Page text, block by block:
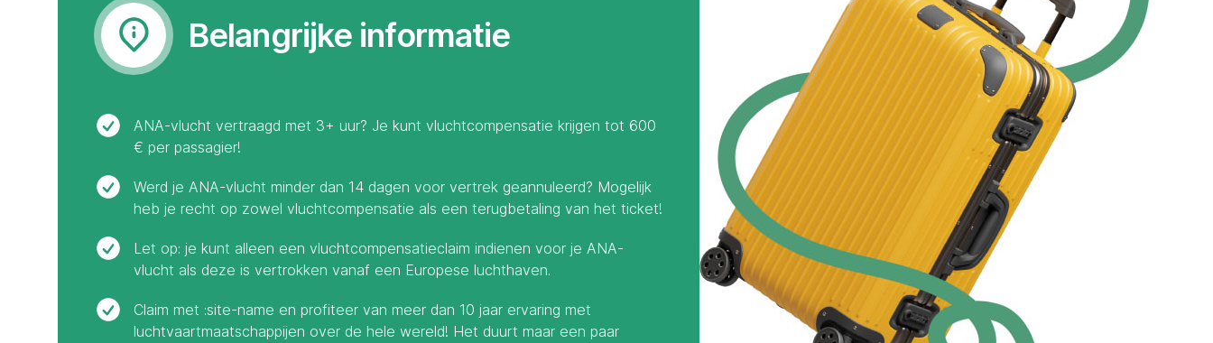
Belangrijke informatie
ANA-vlucht vertraagd met 3+ uur? Je kunt vluchtcompensatie krijgen tot 600
€ per passagier!
Werd je ANA-vlucht minder dan 14 dagen voor vertrek geannuleerd? Mogelijk
heb je recht op zowel vluchtcompensatie als een terugbetaling van het ticket!
Let op: je kunt alleen een vluchtcompensatieclaim indienen voor je ANA-
vlucht als deze is vertrokken vanaf een Europese luchthaven.
Claim met :site-name en profiteer van meer dan 10 jaar ervaring met
luchtvaartmaatschappijen over de hele wereld! Het duurt maar een paar